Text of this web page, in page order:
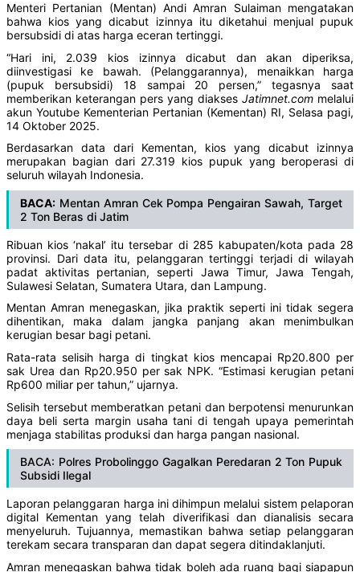
Menteri Pertanian (Mentan) Andi Amran Sulaiman mengatakan
bahwa kios yang dicabut izinnya itu diketahui menjual pupuk
bersubsidi di atas harga eceran tertinggi.
“Hari ini, 2.039 kios izinnya dicabut dan akan diperiksa,
diinvestigasi ke bawah. (Pelanggarannya), menaikkan harga
(pupuk bersubsidi) 18 sampai 20 persen,” tegasnya saat
memberikan keterangan pers yang diakses Jatimnet.com melalui
akun Youtube Kementerian Pertanian (Kementan) RI, Selasa pagi,
14 Oktober 2025.
Berdasarkan data dari Kementan, kios yang dicabut izinnya
merupakan bagian dari 27.319 kios pupuk yang beroperasi di
seluruh wilayah Indonesia.
BACA: Mentan Amran Cek Pompa Pengairan Sawah, Target
2 Ton Beras di Jatim
Ribuan kios ‘nakal’ itu tersebar di 285 kabupaten/kota pada 28
provinsi. Dari data itu, pelanggaran tertinggi terjadi di wilayah
padat aktivitas pertanian, seperti Jawa Timur, Jawa Tengah,
Sulawesi Selatan, Sumatera Utara, dan Lampung.
Mentan Amran menegaskan, jika praktik seperti ini tidak segera
dihentikan, maka dalam jangka panjang akan menimbulkan
kerugian besar bagi petani.
Rata-rata selisih harga di tingkat kios mencapai Rp20.800 per
sak Urea dan Rp20.950 per sak NPK. “Estimasi kerugian petani
Rp600 miliar per tahun,” ujarnya.
Selisih tersebut memberatkan petani dan berpotensi menurunkan
daya beli serta margin usaha tani di tengah upaya pemerintah
menjaga stabilitas produksi dan harga pangan nasional.
BACA: Polres Probolinggo Gagalkan Peredaran 2 Ton Pupuk
Subsidi Ilegal
Laporan pelanggaran harga ini dihimpun melalui sistem pelaporan
digital Kementan yang telah diverifikasi dan dianalisis secara
menyeluruh. Tujuannya, memastikan bahwa setiap pelanggaran
terekam secara transparan dan dapat segera ditindaklanjuti.
Amran menegaskan bahwa tidak boleh ada ruang bagi siapapun